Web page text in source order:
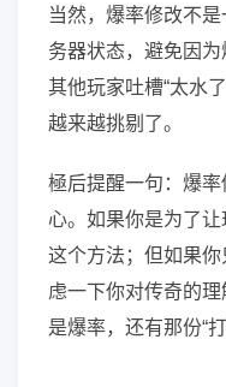
当然，爆率修改不
务器状态，避免因
其他玩家吐槽“太水
越来越挑剔了。
極后提醒一句：爆
心。如果你是为了
这个方法；但如果你
虑一下你对传奇的
是爆率，还有那份“